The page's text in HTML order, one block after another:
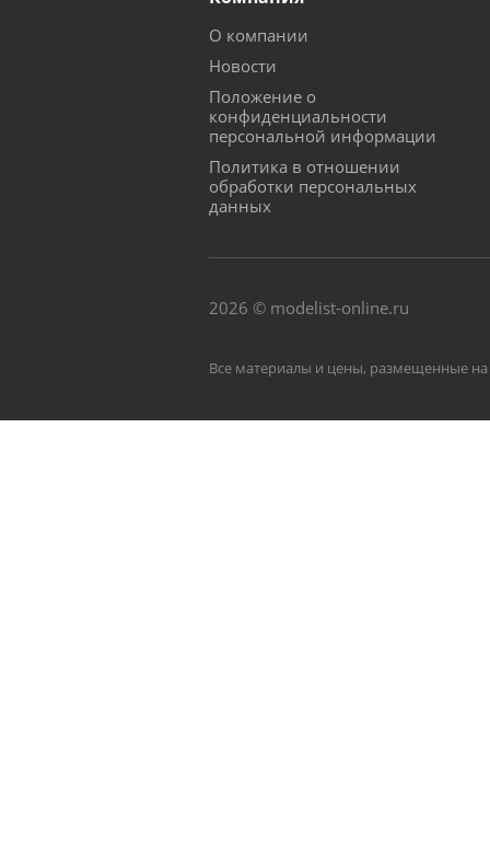
О компании
Новости
Положение о
конфиденциальности
персональной информации
Политика в отношении
обработки персональных
данных
2026 © modelist-online.ru
Все материалы и цены, размещенные на